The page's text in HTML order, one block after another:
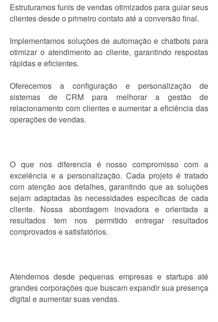
Estruturamos funis de vendas otimizados para guiar seus
clientes desde o primeiro contato até a conversão final.
Implementamos soluções de automação e chatbots para
otimizar o atendimento ao cliente, garantindo respostas
rápidas e eficientes.
Oferecemos a configuração e personalização de
sistemas de CRM para melhorar a gestão de
relacionamento com clientes e aumentar a eficiência das
operações de vendas.
O que nos diferencia é nosso compromisso com a
excelência e a personalização. Cada projeto é tratado
com atenção aos detalhes, garantindo que as soluções
sejam adaptadas às necessidades específicas de cada
cliente. Nossa abordagem inovadora e orientada a
resultados tem nos permitido entregar resultados
comprovados e satisfatórios.
Atendemos desde pequenas empresas e startups até
grandes corporações que buscam expandir sua presença
digital e aumentar suas vendas.